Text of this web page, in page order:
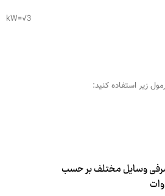
در حالت سه فاز: kW=√3
زیر استفاده کنید:
وسایل مختلف بر حسب
وات